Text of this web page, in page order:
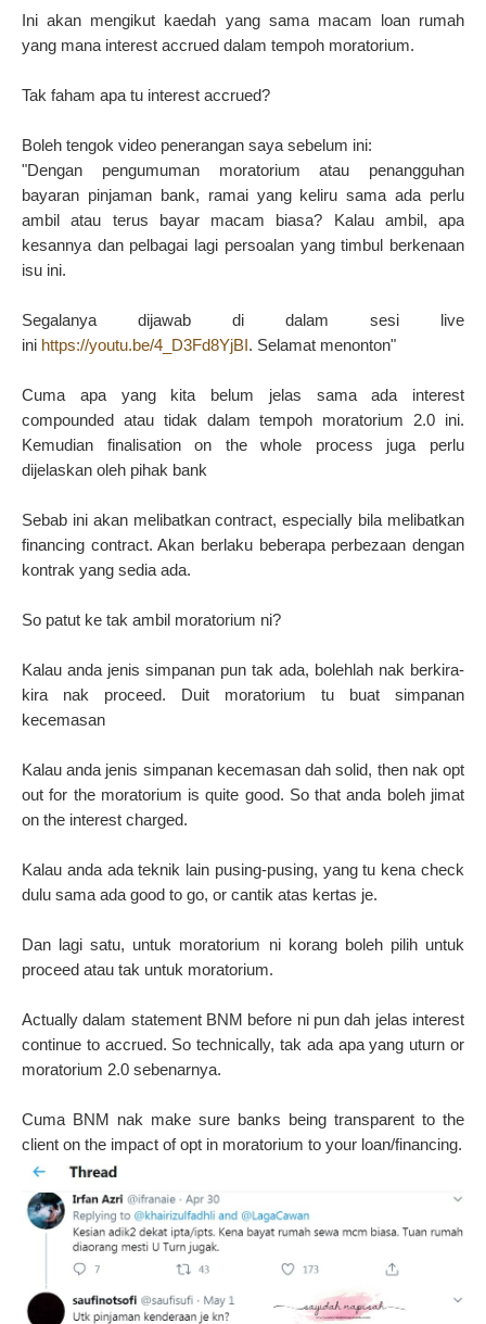
Ini akan mengikut kaedah yang sama macam loan rumah
yang mana interest accrued dalam tempoh moratorium.
Tak faham apa tu interest accrued?
Boleh tengok video penerangan saya sebelum ini:
"Dengan pengumuman moratorium atau penangguhan
bayaran pinjaman bank, ramai yang keliru sama ada perlu
ambil atau terus bayar macam biasa? Kalau ambil, apa
kesannya dan pelbagai lagi persoalan yang timbul berkenaan
isu ini.
Segalanya dijawab di dalam sesi live
ini https://youtu.be/4_D3Fd8YjBI. Selamat menonton"
Cuma apa yang kita belum jelas sama ada interest
compounded atau tidak dalam tempoh moratorium 2.0 ini.
Kemudian finalisation on the whole process juga perlu
dijelaskan oleh pihak bank
Sebab ini akan melibatkan contract, especially bila melibatkan
financing contract. Akan berlaku beberapa perbezaan dengan
kontrak yang sedia ada.
So patut ke tak ambil moratorium ni?
Kalau anda jenis simpanan pun tak ada, bolehlah nak berkira-
kira nak proceed. Duit moratorium tu buat simpanan
kecemasan
Kalau anda jenis simpanan kecemasan dah solid, then nak opt
out for the moratorium is quite good. So that anda boleh jimat
on the interest charged.
Kalau anda ada teknik lain pusing-pusing, yang tu kena check
dulu sama ada good to go, or cantik atas kertas je.
Dan lagi satu, untuk moratorium ni korang boleh pilih untuk
proceed atau tak untuk moratorium.
Actually dalam statement BNM before ni pun dah jelas interest
continue to accrued. So technically, tak ada apa yang uturn or
moratorium 2.0 sebenarnya.
Cuma BNM nak make sure banks being transparent to the
client on the impact of opt in moratorium to your loan/financing.